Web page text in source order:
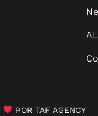
POR TAF AGENCY